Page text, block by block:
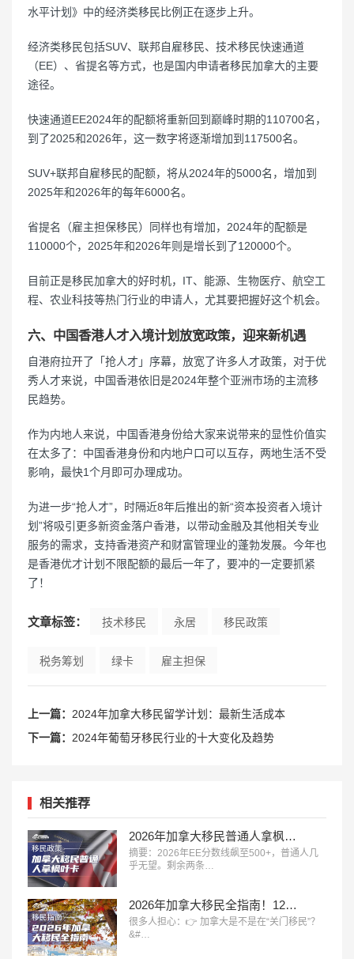
水平计划》中的经济类移民比例正在逐步上升。
经济类移民包括SUV、联邦自雇移民、技术移民快速通道
（EE）、省提名等方式，也是国内申请者移民加拿大的主要
途径。
快速通道EE2024年的配额将重新回到巅峰时期的110700名，
到了2025和2026年，这一数字将逐渐增加到117500名。
SUV+联邦自雇移民的配额，将从2024年的5000名，增加到
2025年和2026年的每年6000名。
省提名（雇主担保移民）同样也有增加，2024年的配额是
110000个，2025年和2026年则是增长到了120000个。
目前正是移民加拿大的好时机，IT、能源、生物医疗、航空工
程、农业科技等热门行业的申请人，尤其要把握好这个机会。
六、中国香港人才入境计划放宽政策，迎来新机遇
自港府拉开了「抢人才」序幕，放宽了许多人才政策，对于优
秀人才来说，中国香港依旧是2024年整个亚洲市场的主流移
民趋势。
作为内地人来说，中国香港身份给大家来说带来的显性价值实
在太多了：中国香港身份和内地户口可以互存，两地生活不受
影响，最快1个月即可办理成功。
为进一步“抢人才”，时隔近8年后推出的新“资本投资者入境计
划”将吸引更多新资金落户香港，以带动金融及其他相关专业
服务的需求，支持香港资产和财富管理业的蓬勃发展。今年也
是香港优才计划不限配额的最后一年了，要冲的一定要抓紧
了！
文章标签： 技术移民 永居 移民政策
税务筹划 绿卡 雇主担保
上一篇： 2024年加拿大移民留学计划：最新生活成本
下一篇： 2024年葡萄牙移民行业的十大变化及趋势
相关推荐
2026年加拿大移民普通人拿枫叶卡只剩两条路：雇主担保+钞能力
摘要：2026年EE分数线飙至500+，普通人几
乎无望。剩余两条…
2026年加拿大移民全指南！12大主流移民方式全面解析
很多人担心：👉 加拿大是不是在“关门移民”？
&#…